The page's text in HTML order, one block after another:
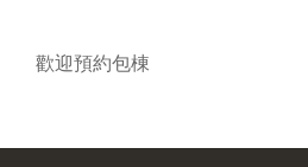
歡迎預約包棟